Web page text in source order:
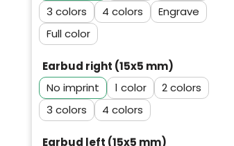
3
4
Engrave
Full color
Earbud right (15x5 mm)
No imprint
1
2
3
4
Earbud left (15x5 mm)
Klantenbeoordelingen laten zien